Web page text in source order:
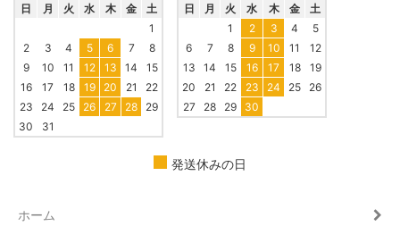
日 月 火 水 木 金
土
1
2
3 4 5 6 7
8
9
10 11 12 13 14
15
16
17 18 19 20 21
22
23
24 25 26 27 28
29
30
31
日 月 火 水 木 金
土
1
2 3 4
5
6
7 8 9 10 11
12
13
14 15 16 17 18
19
20
21 22 23 24 25
26
27
28 29 30
発送休みの日
ホーム